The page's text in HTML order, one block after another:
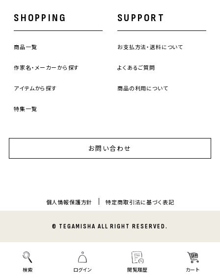
SHOPPING
商品一覧
作家名・メーカーから探す
アイテムから探す
特集一覧
SUPPORT
お支払方法・送料について
よくあるご質問
商品の利用について
お問い合わせ
個人情報保護方針 特定商取引法に基づく表記
© TEGAMISHA ALL RIGHT RESERVED.